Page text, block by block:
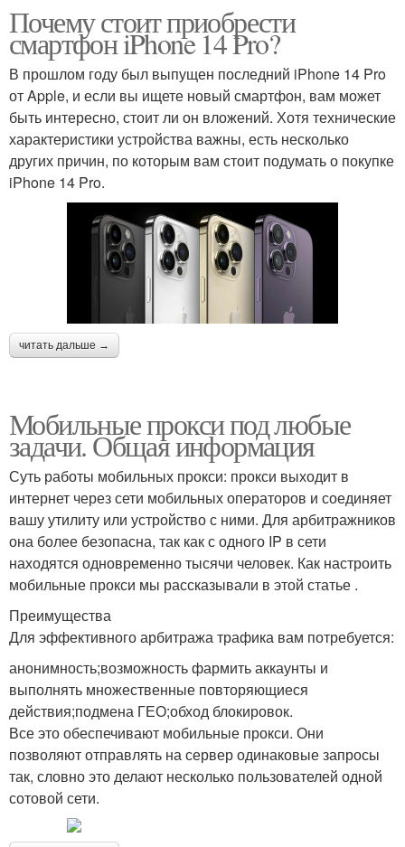
Почему стоит приобрести
смартфон iPhone 14 Pro?
В прошлом году был выпущен последний iPhone 14 Pro
от Apple, и если вы ищете новый смартфон, вам может
быть интересно, стоит ли он вложений. Хотя технические
характеристики устройства важны, есть несколько
других причин, по которым вам стоит подумать о покупке
iPhone 14 Pro.
читать дальше →
Мобильные прокси под любые
задачи. Общая информация
Суть работы мобильных прокси: прокси выходит в
интернет через сети мобильных операторов и соединяет
вашу утилиту или устройство с ними. Для арбитражников
она более безопасна, так как с одного IP в сети
находятся одновременно тысячи человек. Как настроить
мобильные прокси мы рассказывали в этой статье .
Преимущества
Для эффективного арбитража трафика вам потребуется:
анонимность;возможность фармить аккаунты и
выполнять множественные повторяющиеся
действия;подмена ГЕО;обход блокировок.
Все это обеспечивают мобильные прокси. Они
позволяют отправлять на сервер одинаковые запросы
так, словно это делают несколько пользователей одной
сотовой сети.